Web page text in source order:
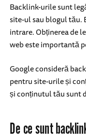
Backlink-urile sunt
site-ul sau blogul tău.
intrare. Obținerea de
web este importantă
Google consideră
pentru site-urile și
și conținutul tău sunt
De ce sunt